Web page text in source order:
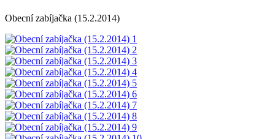
Obecní zabíjačka (15.2.2014)